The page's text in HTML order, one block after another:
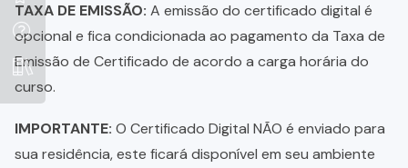
TAXA DE EMISSÃO: A emissão do certificado digital é
opcional e fica condicionada ao pagamento da Taxa de
Emissão de Certificado de acordo a carga horária do
curso.
IMPORTANTE: O Certificado Digital NÃO é enviado para
sua residência, este ficará disponível em seu ambiente